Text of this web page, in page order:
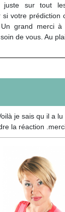
sur tout
si votre prédiction
grand merci
de vous. Au
je sais qu il a
la réaction